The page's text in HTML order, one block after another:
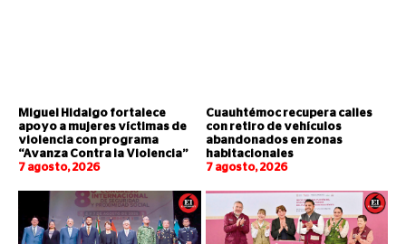
Miguel Hidalgo fortalece
apoyo a mujeres víctimas de
violencia con programa
“Avanza Contra la Violencia”
7 agosto, 2026
Cuauhtémoc recupera calles
con retiro de vehículos
abandonados en zonas
habitacionales
7 agosto, 2026